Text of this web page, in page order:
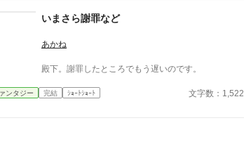
訴える。 「拒否なさったのは、そちらです」震えな
がらも、少女は法廷で自らの意思を語る。 運命か、
尊厳か――下された判決は？
いまさら謝罪など
あかね
殿下。謝罪したところでもう遅いのです。
ンタジー 完結 ｼｮｰﾄｼｮｰﾄ 文字数：1,522